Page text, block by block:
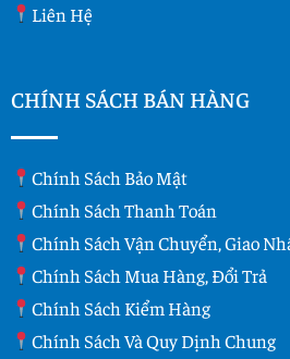
Liên Hệ
CHÍNH SÁCH BÁN HÀNG
Chính Sách Bảo Mật
Chính Sách Thanh Toán
Chính Sách Vận Chuyển, Giao
Chính Sách Mua Hàng, Đổi Trả
Chính Sách Kiểm Hàng
Chính Sách Và Quy Dịnh Chung